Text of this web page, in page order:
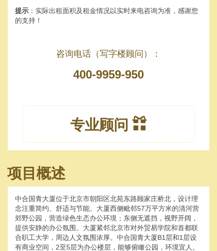
提示 ：实际出租面积及租金情况以实时来电咨询为准，感谢您
的支持！
咨询电话（写字楼顾问）：
400-9959-950
专业顾问
项目概述
中合国青大厦位于北京市朝阳区北苑东路顾家庄桥北，设计理
念注重简约、舒适与节能。大厦西侧毗邻57万平方米的清河营
郊野公园，营造绿色生态办公环境；东侧无遮挡，视野开阔，
提供安静的办公氛围。大厦紧邻北京市对外贸易学院和首都联
合职工大学，周边人文氛围浓厚。中合国青大厦B1层和1层设
有商业空间，2至5层为办公楼层，能够俯瞰公园，环境宜人。